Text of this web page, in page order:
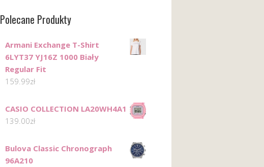
Polecane Produkty
Armani Exchange T-Shirt
6LYT37 YJ16Z 1000 Biały
Regular Fit
159.99zł
CASIO COLLECTION LA20WH4A1
139.00zł
Bulova Classic Chronograph
96A210